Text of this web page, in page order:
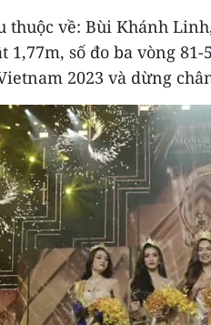
thuộc về: Bùi Khánh
1,77m, số đo ba vòng
2023 và dừng